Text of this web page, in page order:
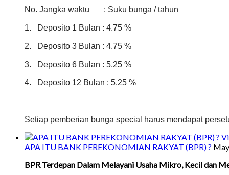
No. Jangka waktu : Suku bunga / tahun
1. Deposito 1 Bulan : 4.75 %
2. Deposito 3 Bulan : 4.75 %
3. Deposito 6 Bulan : 5.25 %
4. Deposito 12 Bulan : 5.25 %
Setiap pemberian bunga special harus mendapat
APA ITU BANK PEREKONOMIAN RAKYAT (BPR) ?
BPR Terdepan Dalam Melayani Usaha Mikro, Kecil dan